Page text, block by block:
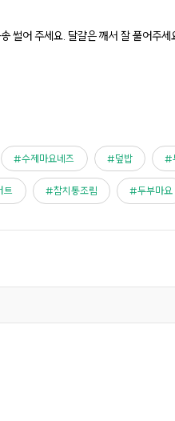
썰어 주세요. 달걀은 깨서 잘 풀어주세
수제마요네즈 덮밥
트 참치통조림 두부마요